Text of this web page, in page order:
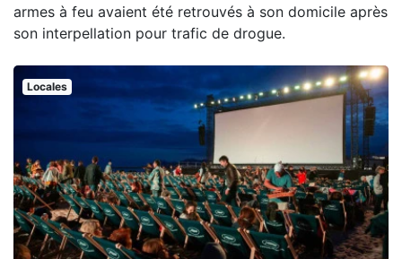
armes à feu avaient été retrouvés à son domicile après
son interpellation pour trafic de drogue.
Locales